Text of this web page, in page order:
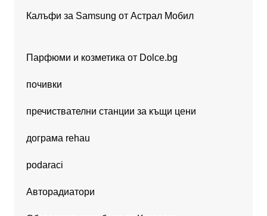
Калъфи за Samsung от Астрал Мобил
Парфюми и козметика от Dolce.bg
почивки
пречиствателни станции за къщи цени
дограма rehau
podaraci
Авторадиатори